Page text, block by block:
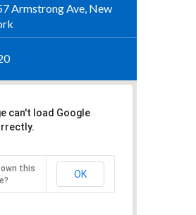
Armstrong Ave, New
can't load Google
own this
OK